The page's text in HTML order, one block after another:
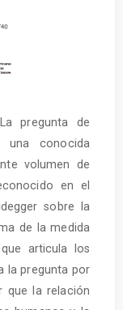
pregunta de
una conocida
volumen de
en el
sobre la
de la medida
articula los
la pregunta por
que la relación